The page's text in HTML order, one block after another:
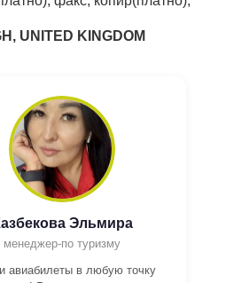
UNITED KINGDOM
Эльмира
менеджер-по туризму
авиабилеты в любую точку